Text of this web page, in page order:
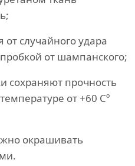
от случайного удара
от шампанского;
сохраняют прочность
от +60 Сº
окрашивать